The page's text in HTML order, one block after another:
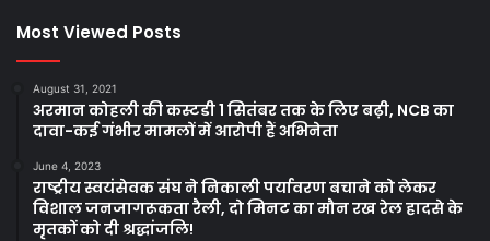
Most Viewed Posts
August 31, 2021
अरमान कोहली की कस्टडी 1 सितंबर तक के लिए बढ़ी, NCB का
दावा-कई गंभीर मामलों में आरोपी हैं अभिनेता
June 4, 2023
राष्ट्रीय स्वयंसेवक संघ ने निकाली पर्यावरण बचाने को लेकर
विशाल जनजागरूकता रैली, दो मिनट का मौन रख रेल हादसे के
मृतकों को दी श्रद्धांजलि!